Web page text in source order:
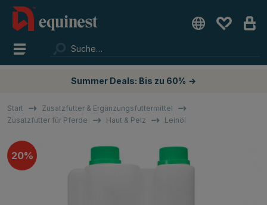
Summer Deals: Bis zu 60% →
Start
Zusatzfutter & Ergänzungsfuttermittel
Zusatzfutter für Pferde
Haut & Pelz Leinöl
20%